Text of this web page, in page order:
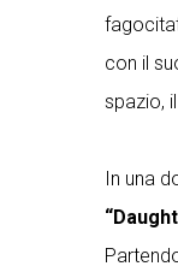
con il
spazio,
In una